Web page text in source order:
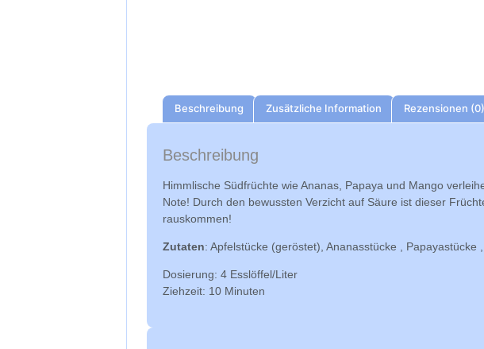
Beschreibung Zusätzliche Information Rezensionen (0)
Beschreibung
Himmlische Südfrüchte wie Ananas, Papaya und Mango
Note! Durch den bewussten Verzicht auf Säure ist dieser
rauskommen!
Zutaten: Apfelstücke (geröstet), Ananasstücke ,
Dosierung: 4 Esslöffel/Liter
Ziehzeit: 10 Minuten